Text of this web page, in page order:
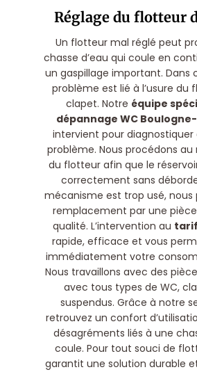
Réglage du flotteur
Un flotteur mal réglé peut
chasse d’eau qui coule en
un gaspillage important. Dans
problème est lié à l’usure du
clapet. Notre équipe
dépannage WC
intervient pour diagnostiquer
problème. Nous procédons au
du flotteur afin que le
correctement sans
mécanisme est trop usé, nous
remplacement par une
qualité. L’intervention au
rapide, efficace et vous
immédiatement votre
Nous travaillons avec des
avec tous types de WC,
suspendus. Grâce à notre
retrouvez un confort
désagréments liés à une
coule. Pour tout souci de
garantit une solution durable